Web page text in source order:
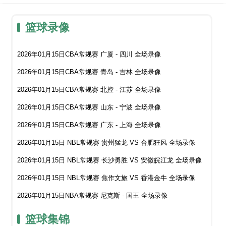
篮球录像
2026年01月15日CBA常规赛 广厦 - 四川 全场录像
2026年01月15日CBA常规赛 青岛 - 吉林 全场录像
2026年01月15日CBA常规赛 北控 - 江苏 全场录像
2026年01月15日CBA常规赛 山东 - 宁波 全场录像
2026年01月15日CBA常规赛 广东 - 上海 全场录像
2026年01月15日 NBL常规赛 贵州猛龙 VS 合肥狂风 全场录像
2026年01月15日 NBL常规赛 长沙勇胜 VS 安徽皖江龙 全场录像
2026年01月15日 NBL常规赛 焦作文旅 VS 香港金牛 全场录像
2026年01月15日NBA常规赛 尼克斯 - 国王 全场录像
篮球集锦